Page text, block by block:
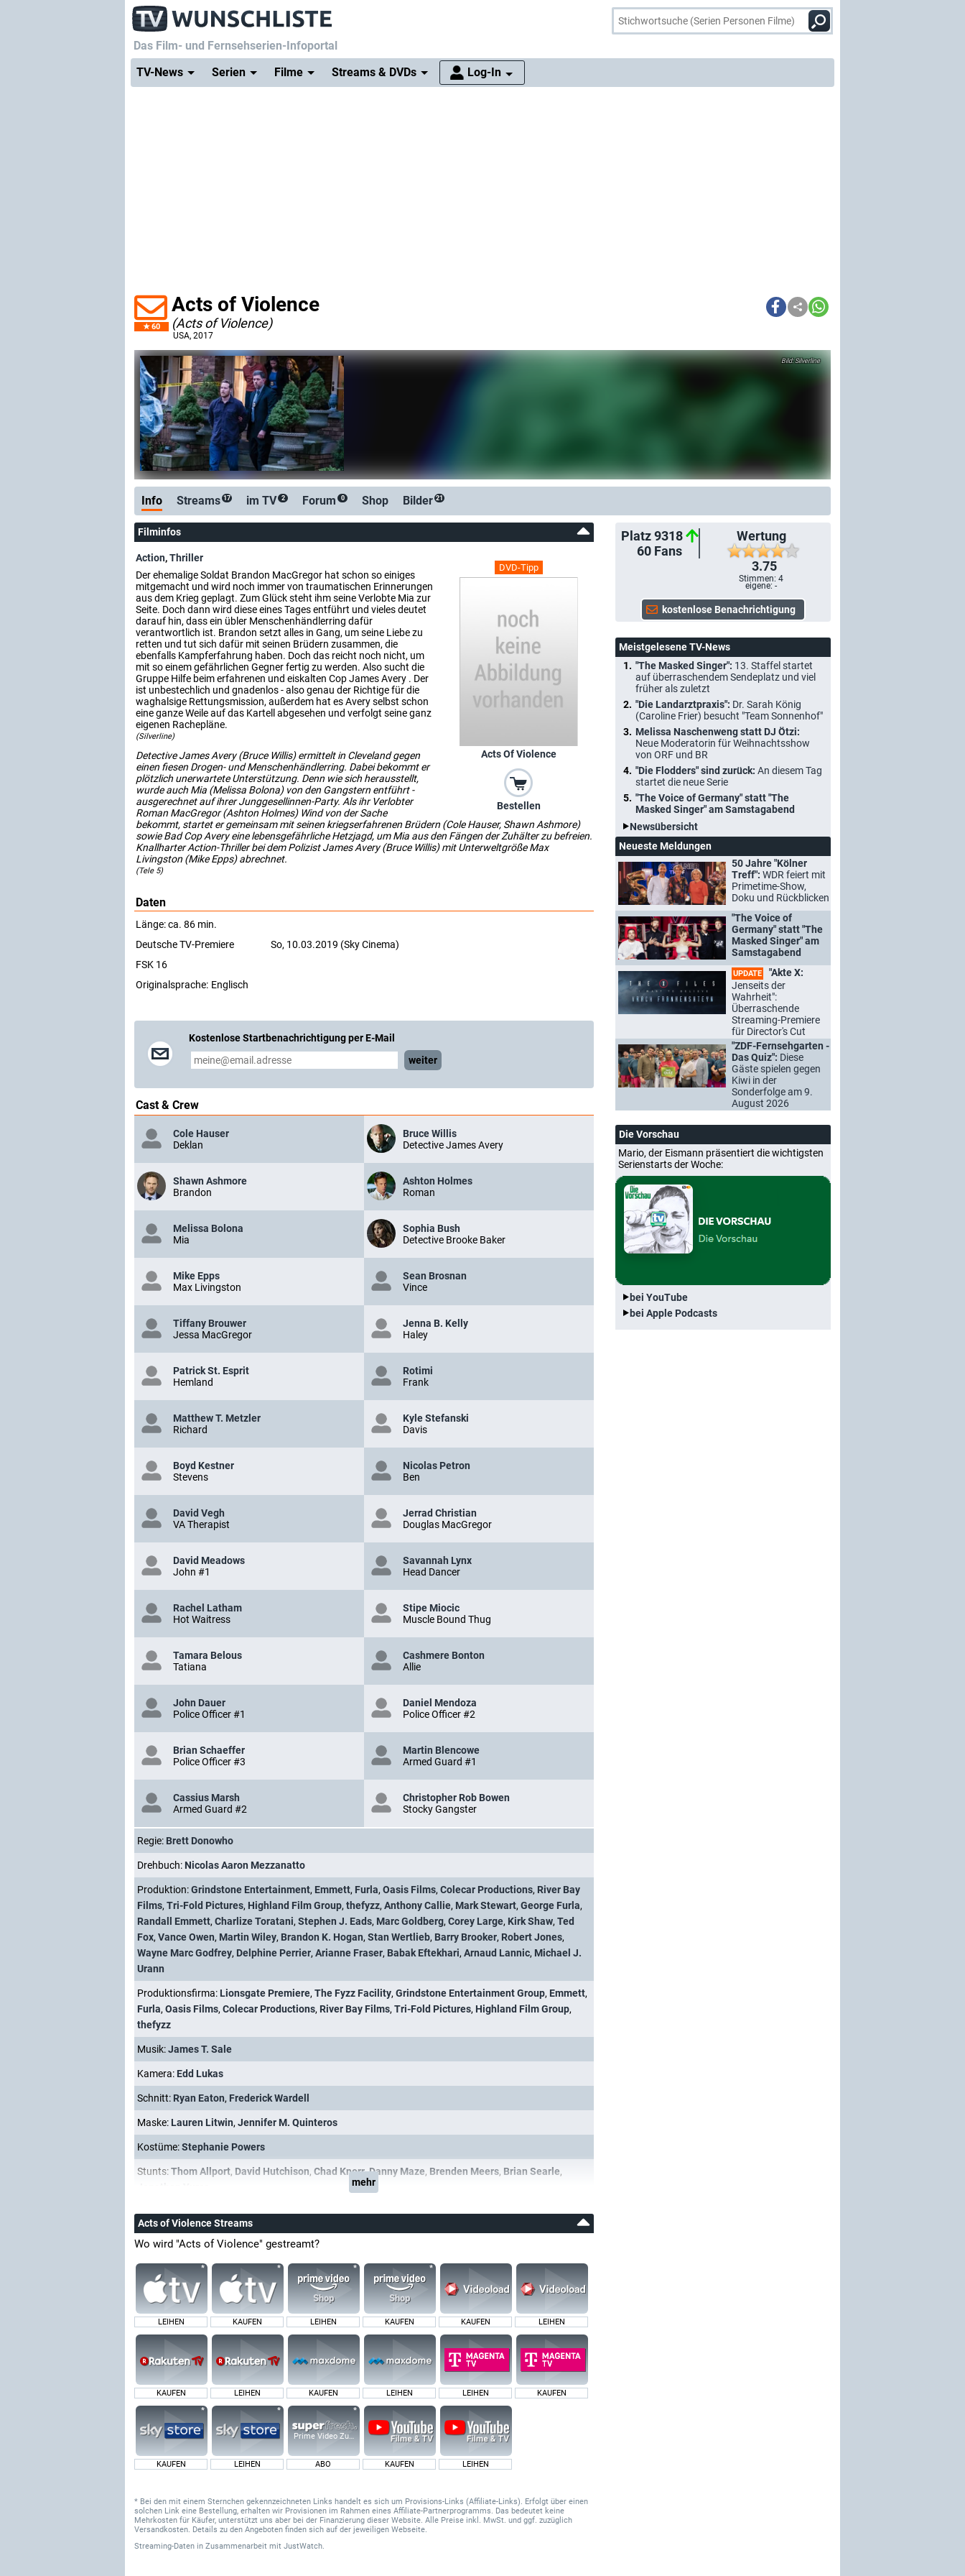
Das Film- und Fernsehserien-Infoportal
TV-News
Serien Filme Streams & DVDs Log-In
60
Acts of Violence
(Acts of Violence)
USA, 2017
Silverline
Info Streams 17 im TV 2 Forum 0 Shop Bilder 21
Platz 9318
60 Fans
Wertung
3.75
Stimmen:4
eigene: -
Filminfos
DVD-Tipp
Acts Of Violence
Bestellen
Action,Thriller
Der ehemalige Soldat Brandon MacGregor hat schon so einiges
mitgemacht und wird noch immer von traumatischen Erinnerungen
aus dem Krieg geplagt. Zum Glück steht ihm seine Verlobte Mia zur
Seite. Doch dann wird diese eines Tages entführt und vieles deutet
darauf hin, dass ein übler Menschenhändlerring dafür
verantwortlich ist. Brandon setzt alles in Gang, um seine Liebe zu
retten und tut sich dafür mit seinen Brüdern zusammen, die
ebenfalls Kampferfahrung haben. Doch das reicht noch nicht, um
mit so einem gefährlichen Gegner fertig zu werden. Also sucht die
Gruppe Hilfe beim erfahrenen und eiskalten Cop James Avery . Der
ist unbestechlich und gnadenlos - also genau der Richtige für die
waghalsige Rettungsmission, außerdem hat es Avery selbst schon
eine ganze Weile auf das Kartell abgesehen und verfolgt seine ganz
eigenen Rachepläne.
(Silverline)
Detective James Avery (Bruce Willis) ermittelt in Cleveland gegen
einen fiesen Drogen- und Menschenhändlerring. Dabei bekommt er
plötzlich unerwartete Unterstützung. Denn wie sich herausstellt,
wurde auch Mia (Melissa Bolona) von den Gangstern entführt -
ausgerechnet auf ihrer Junggesellinnen-Party. Als ihr Verlobter
Roman MacGregor (Ashton Holmes) Wind von der Sache
bekommt, startet er gemeinsam mit seinen kriegserfahrenen Brüdern (Cole Hauser, Shawn Ashmore)
sowie Bad Cop Avery eine lebensgefährliche Hetzjagd, um Mia aus den Fängen der Zuhälter zu befreien.
Knallharter Action-Thriller bei dem Polizist James Avery (Bruce Willis) mit Unterweltgröße Max
Livingston (Mike Epps) abrechnet.
(Tele 5)
Daten
Länge: ca. 86 min.
Deutsche TV-Premiere
So, 10.03.2019 (Sky Cinema)
FSK 16
Originalsprache: Englisch
Kostenlose Startbenachrichtigung per E-Mail
weiter
Cast & Crew
Cole Hauser
Deklan
Bruce Willis
Detective James Avery
Shawn Ashmore
Brandon
Ashton Holmes
Roman
Melissa Bolona
Mia
Sophia Bush
Detective Brooke Baker
Mike Epps
Max Livingston
Sean Brosnan
Vince
Tiffany Brouwer
Jessa MacGregor
Jenna B. Kelly
Haley
Patrick St. Esprit
Hemland
Rotimi
Frank
Matthew T. Metzler
Richard
Kyle Stefanski
Davis
Boyd Kestner
Stevens
Nicolas Petron
Ben
David Vegh
VA Therapist
Jerrad Christian
Douglas MacGregor
David Meadows
John #1
Savannah Lynx
Head Dancer
Rachel Latham
Hot Waitress
Stipe Miocic
Muscle Bound Thug
Tamara Belous
Tatiana
Cashmere Bonton
Allie
John Dauer
Police Officer #1
Daniel Mendoza
Police Officer #2
Brian Schaeffer
Police Officer #3
Martin Blencowe
Armed Guard #1
Cassius Marsh
Armed Guard #2
Christopher Rob Bowen
Stocky Gangster
Regie: Brett Donowho
Drehbuch: Nicolas Aaron Mezzanatto
Produktion:Grindstone Entertainment, Emmett, Furla, Oasis Films, Colecar Productions, River Bay
Films, Tri-Fold Pictures, Highland Film Group, thefyzz, Anthony Callie, Mark Stewart, George Furla,
Randall Emmett, Charlize Toratani, Stephen J. Eads, Marc Goldberg, Corey Large, Kirk Shaw, Ted
Fox, Vance Owen, Martin Wiley, Brandon K. Hogan, Stan Wertlieb, Barry Brooker, Robert Jones,
Wayne Marc Godfrey, Delphine Perrier, Arianne Fraser, Babak Eftekhari, Arnaud Lannic, Michael J.
Urann
Produktionsfirma: Lionsgate Premiere, The Fyzz Facility, Grindstone Entertainment Group, Emmett,
Furla, Oasis Films, Colecar Productions, River Bay Films, Tri-Fold Pictures, Highland Film Group,
thefyzz
Musik:James T. Sale
Kamera: Edd Lukas
Schnitt: Ryan Eaton, Frederick Wardell
Maske: Lauren Litwin, Jennifer M. Quinteros
Kostüme:Stephanie Powers
Stunts:Thom Allport, David Hutchison, Chad Knorr,Danny Maze, Brenden Meers, Brian Searle,
mehr
Acts of Violence Streams
Wo wird "Acts of Violence" gestreamt?
LEIHEN KAUFEN LEIHEN KAUFEN KAUFEN LEIHEN
KAUFEN LEIHEN KAUFEN LEIHEN LEIHEN KAUFEN
KAUFEN LEIHEN
Prime Video Zusatz-Kanäle
ABO KAUFEN LEIHEN
* Bei den mit einem Sternchen gekennzeichneten Links handelt es sich um Provisions-Links (Affiliate-Links). Erfolgt über einen
solchen Link eine Bestellung, erhalten wir Provisionen im Rahmen eines Affiliate-Partnerprogramms. Das bedeutet keine
Mehrkosten für Käufer, unterstützt uns aber bei der Finanzierung dieser Website. Alle Preise inkl. MwSt. und ggf. zuzüglich
Versandkosten. Details zu den Angeboten finden sich auf der jeweiligen Webseite.
Streaming-Daten in Zusammenarbeit mit JustWatch.
Meistgelesene TV-News
"The Masked Singer": 13. Staffel startet
auf überraschendem Sendeplatz und viel
früher als zuletzt
"Die Landarztpraxis": Dr. Sarah König
(Caroline Frier) besucht "Team Sonnenhof"
Melissa Naschenweng statt DJ Ötzi:
Neue Moderatorin für Weihnachtsshow
von ORF und BR
"Die Flodders" sind zurück: An diesem Tag
startet die neue Serie
"The Voice of Germany" statt "The
Masked Singer" am Samstagabend
Newsübersicht
Neueste Meldungen
50 Jahre "Kölner
Treff": WDR feiert mit
Primetime-Show,
Doku und Rückblicken
"The Voice of
Germany" statt "The
Masked Singer" am
Samstagabend
UPDATE
"Akte X:
Jenseits der
Wahrheit":
Überraschende
Streaming-Premiere
für Director's Cut
"ZDF-Fernsehgarten -
Das Quiz": Diese
Gäste spielen gegen
Kiwi in der
Sonderfolge am 9.
August 2026
Die Vorschau
Mario, der Eismann präsentiert die wichtigsten
Serienstarts der Woche:
bei YouTube
bei Apple Podcasts